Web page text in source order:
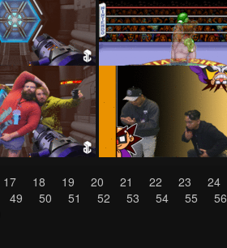
17 18 19 20 21 22 23 24
49 50 51 52 53 54 55 56